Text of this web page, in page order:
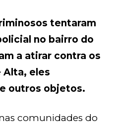
tentaram
no bairro do
a atirar contra os
Alta, eles
outros objetos.
comunidades do